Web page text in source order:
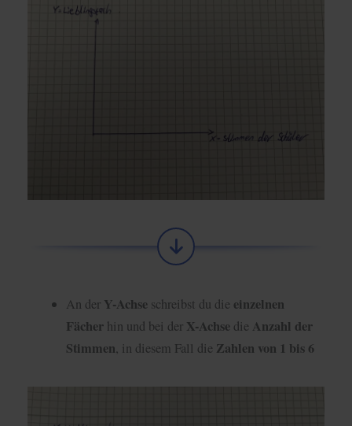
An der Y-Achse schreibst du die einzelnen
Fächer hin und bei der X-Achse die Anzahl der
Stimmen, in diesem Fall die Zahlen von 1 bis 6